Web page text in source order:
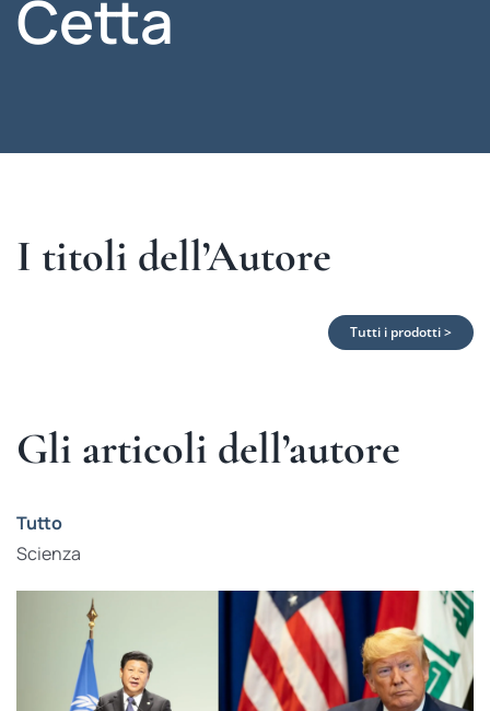
Cetta
I titoli dell’Autore
Tutti i prodotti >
Gli articoli dell’autore
Tutto
Scienza